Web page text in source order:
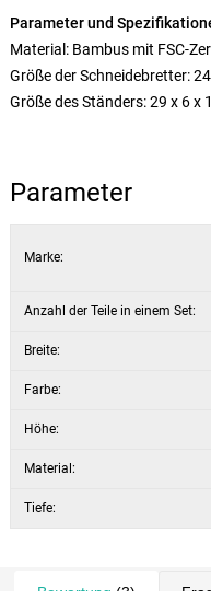
Parameter und
Material: Bambus mit FSC-
Größe der Schneidebretter:
Größe des Ständers: 29 x 6 x
Parameter
Marke:
Anzahl der Teile in einem Set:
Breite:
Farbe:
Höhe:
Material:
Tiefe: